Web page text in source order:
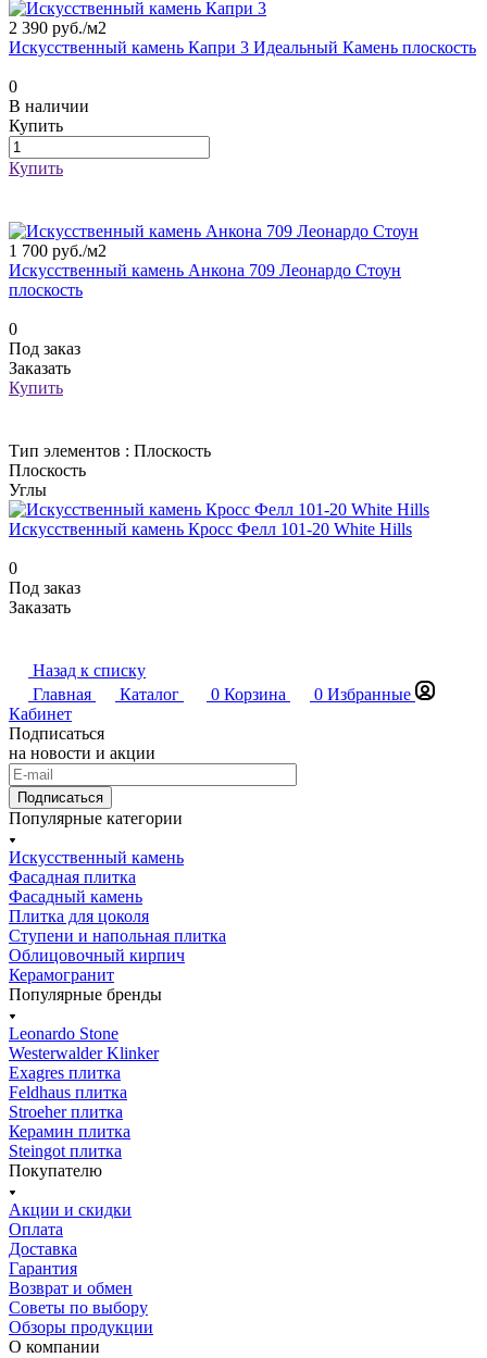
2 390 руб./м2
Искусственный камень Капри 3 Идеальный Камень плоскость
0
В наличии
Купить
Купить
1 700 руб./м2
Искусственный камень Анкона 709 Леонардо Стоун
плоскость
0
Под заказ
Заказать
Купить
Тип элементов : Плоскость
Плоскость
Углы
Искусственный камень Кросс Фелл 101-20 White Hills
0
Под заказ
Заказать
Назад к списку
Главная
Каталог 0 Корзина 0 Избранные
Кабинет
Подписаться
на новости и акции
Подписаться
Популярные категории
Искусственный камень
Фасадная плитка
Фасадный камень
Плитка для цоколя
Ступени и напольная плитка
Облицовочный кирпич
Керамогранит
Популярные бренды
Leonardo Stone
Westerwalder Klinker
Exagres плитка
Feldhaus плитка
Stroeher плитка
Керамин плитка
Steingot плитка
Покупателю
Акции и скидки
Оплата
Доставка
Гарантия
Возврат и обмен
Советы по выбору
Обзоры продукции
О компании